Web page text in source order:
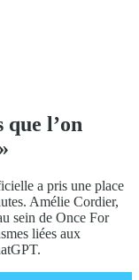
que l’on
a pris une place
Amélie Cordier,
sein de Once For
liées aux